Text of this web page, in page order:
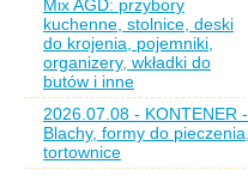
Mix AGD: przybory
kuchenne, stolnice, deski
do krojenia, pojemniki,
organizery, wkładki do
butów i inne
2026.07.08 - KONTENER -
Blachy, formy do pieczenia,
tortownice